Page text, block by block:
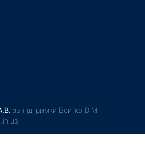
за підтримки Войтко В.М.